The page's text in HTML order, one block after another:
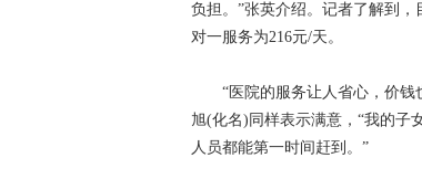
负担。”张英介绍。记者了解到
对一服务为216元/天。
“医院的服务让人省心，价钱
旭(化名)同样表示满意，“我的子
人员都能第一时间赶到。”